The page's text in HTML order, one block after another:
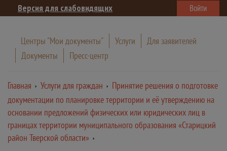
Версия для слабовидящих Войти
Центры "Мои документы" Услуги
Для заявителей
Документы
Пресс-центр
Главная Услуги для граждан
Принятие решения о подготовке
документации по планировке территории и её утверждению на
основании предложений физических или юридических лиц в
границах территории муниципального образования «Старицкий
район Тверской области»